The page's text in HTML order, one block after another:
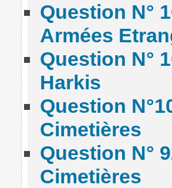
Question N°
Armées
Question N°
Harkis
Question
Cimetières
Question N°
Cimetières